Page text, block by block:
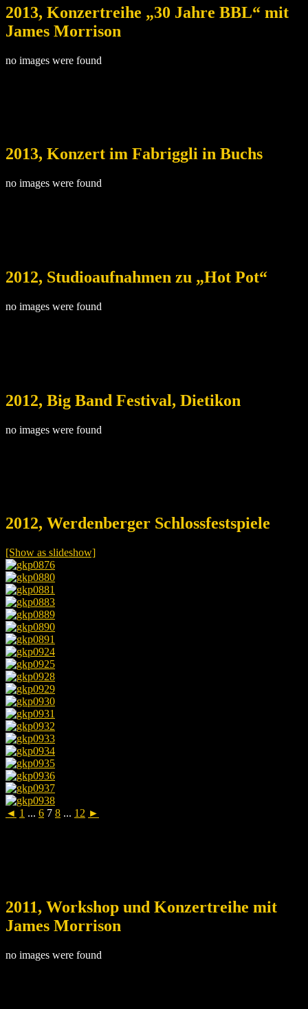
2013, Konzertreihe „30 Jahre BBL“ mit
James Morrison
no images were found
2013, Konzert im Fabriggli in Buchs
no images were found
2012, Studioaufnahmen zu „Hot Pot“
no images were found
2012, Big Band Festival, Dietikon
no images were found
2012, Werdenberger Schlossfestspiele
[Show as slideshow]
◄ 1 ... 6 7 8 ... 12 ►
2011, Workshop und Konzertreihe mit
James Morrison
no images were found